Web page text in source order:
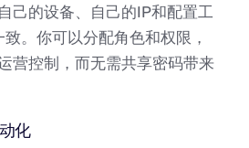
己的设备、自己的IP和配置工
。你可以分配角色和权限，
营控制，而无需共享密码带来
化